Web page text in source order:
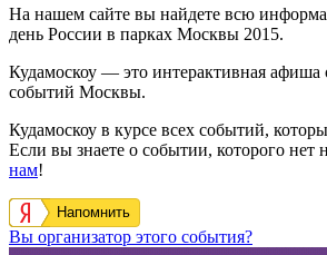
На нашем сайте вы найдете всю
день России в парках Москвы 2015.
Кудамоскоу — это интерактивная
событий Москвы.
Кудамоскоу в курсе всех событий,
Если вы знаете о событии, которого нет
нам!
Напомнить
Вы организатор этого события?